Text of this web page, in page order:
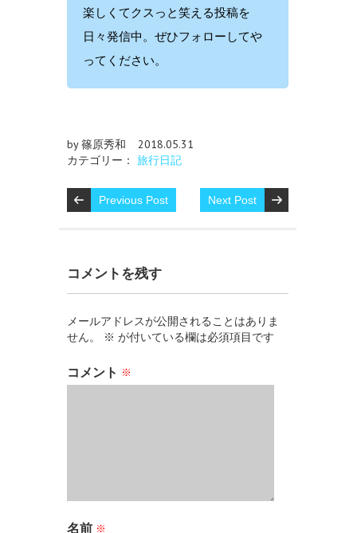
楽しくてクスっと笑える投稿を
日々発信中。ぜひフォローしてや
ってください。
by 篠原秀和
2018.05.31
カテゴリー： 旅行日記
Previous Post Next Post
コメントを残す
メールアドレスが公開されることはありま
せん。
※ が付いている欄は必須項目です
コメント ※
名前 ※